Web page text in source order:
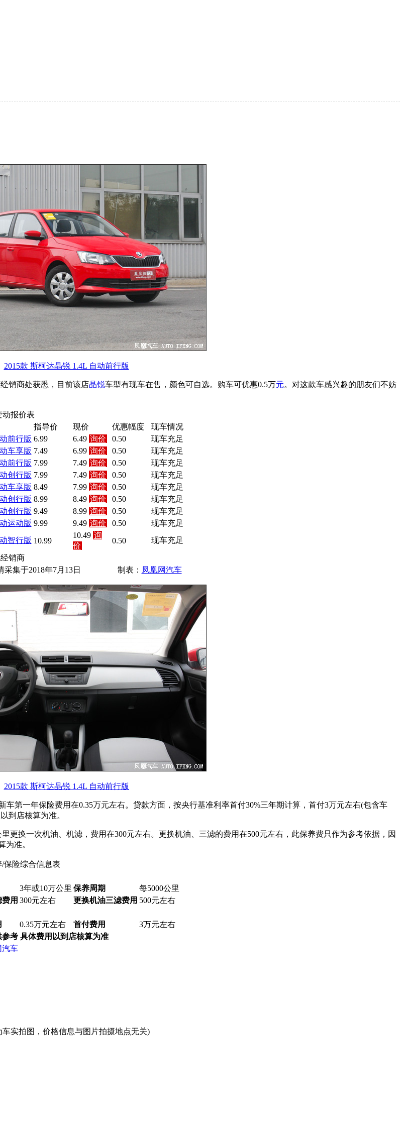
2015款 斯柯达晶锐 1.4L 自动前行版
销商处获悉，目前该店晶锐车型有现车在售，颜色可自选。购车可优惠0.5万元。对这款车感兴趣的朋友们不妨
动报价表
指导价 现价 优惠幅度
现车情况
前行版 6.99 6.49 询价 0.50
现车充足
车享版 7.49 6.99 询价 0.50
现车充足
前行版 7.99 7.49 询价 0.50
现车充足
创行版 7.99 7.49 询价 0.50
现车充足
车享版 8.49 7.99 询价 0.50
现车充足
创行版 8.99 8.49 询价 0.50
现车充足
创行版 9.49 8.99 询价 0.50
现车充足
运动版 9.99 9.49 询价 0.50
现车充足
智行版 10.99
10.49 询
价
0.50 现车充足
销商
制表： 凤凰网汽车
采集于2018年7月13日
2015款 斯柯达晶锐 1.4L 自动前行版
车第一年保险费用在0.35万元左右。贷款方面，按央行基准利率首付30%三年期计算，首付3万元左右(包含车
到店核算为准。
更换一次机油、机滤，费用在300元左右。更换机油、三滤的费用在500元左右，此保养费只作为参考依据，因
为准。
保险综合信息表
3年或10万公里 保养周期
每5000公里
用 300元左右 更换机油三滤费用 500元左右
0.35万元左右 首付费用
3万元左右
参考 具体费用以到店核算为准
汽车
实拍图，价格信息与图片拍摄地点无关)